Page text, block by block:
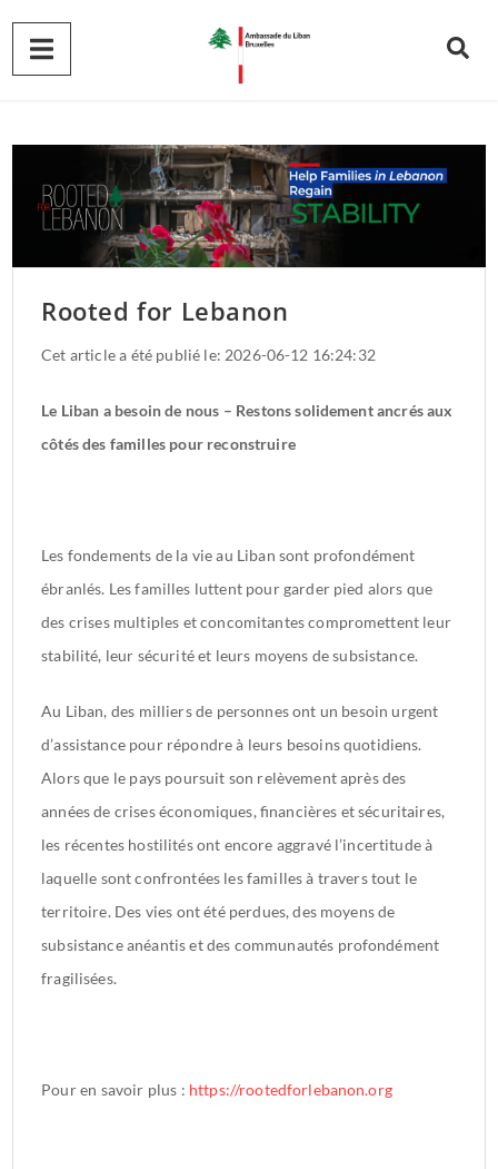
Rooted for Lebanon
Cet article a été publié le: 2026-06-12 16:24:32
Le Liban a besoin de nous – Restons solidement ancrés aux
côtés des familles pour reconstruire
Les fondements de la vie au Liban sont profondément
ébranlés. Les familles luttent pour garder pied alors que
des crises multiples et concomitantes compromettent leur
stabilité, leur sécurité et leurs moyens de subsistance.
Au Liban, des milliers de personnes ont un besoin urgent
d’assistance pour répondre à leurs besoins quotidiens.
Alors que le pays poursuit son relèvement après des
années de crises économiques, financières et sécuritaires,
les récentes hostilités ont encore aggravé l’incertitude à
laquelle sont confrontées les familles à travers tout le
territoire. Des vies ont été perdues, des moyens de
subsistance anéantis et des communautés profondément
fragilisées.
Pour en savoir plus : https://rootedforlebanon.org